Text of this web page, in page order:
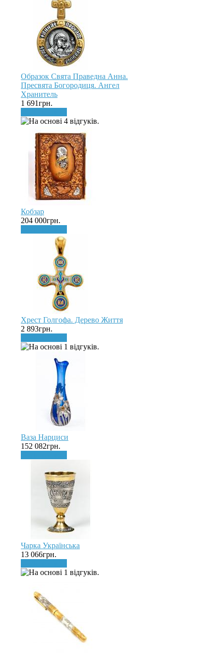
Образок Свята Праведна Анна.
Пресвята Богородиця. Ангел
Хранитель
1 691грн.
Кобзар
204 000грн.
Хрест Голгофа. Дерево Життя
2 893грн.
Ваза Нарциси
152 082грн.
Чарка Українська
13 066грн.